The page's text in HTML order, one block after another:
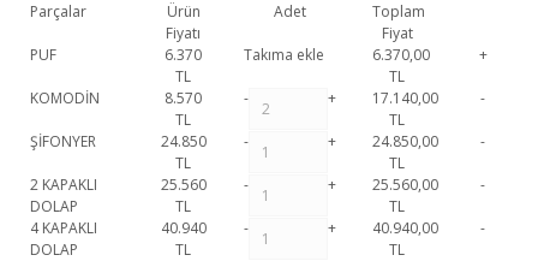
Parçalar
Ürün
Fiyatı
Adet
Toplam
Fiyat
PUF
6.370
TL
Takıma ekle
6.370,00
TL
+
KOMODİN
8.570
TL
- +
17.140,00
TL
-
ŞİFONYER
24.850
TL
- +
24.850,00
TL
-
2 KAPAKLI
DOLAP
25.560
TL
- +
25.560,00
TL
-
4 KAPAKLI
DOLAP
40.940
TL
- +
40.940,00
TL
-